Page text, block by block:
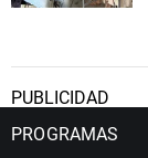
PUBLICIDAD
PROGRAMAS